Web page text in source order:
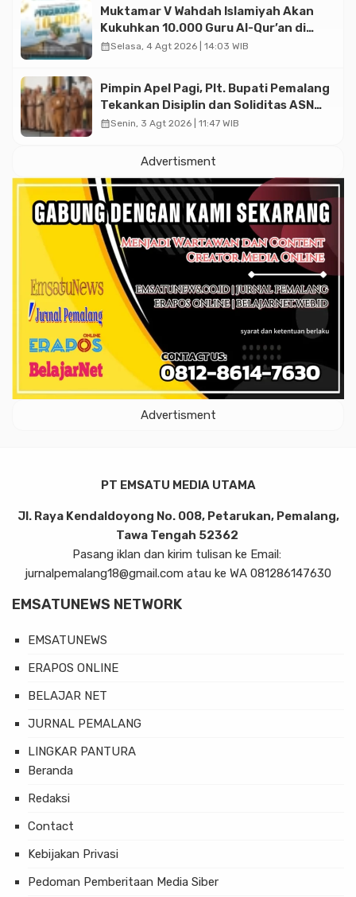
Muktamar V Wahdah Islamiyah Akan
Kukuhkan 10.000 Guru Al-Qur’an di
Masjid Istiqlal
calendar_monthSelasa, 4 Agt 2026 | 14:03 WIB
Pimpin Apel Pagi, Plt. Bupati Pemalang
Tekankan Disiplin dan Soliditas ASN
untuk Pelayanan Publik
calendar_monthSenin, 3 Agt 2026 | 11:47 WIB
Advertisment
Advertisment
PT EMSATU MEDIA UTAMA
Jl. Raya Kendaldoyong No. 008, Petarukan, Pemalang,
Tawa Tengah 52362
Pasang iklan dan kirim tulisan ke Email:
jurnalpemalang18@gmail.com atau ke WA 081286147630
EMSATUNEWS NETWORK
EMSATUNEWS
ERAPOS ONLINE
BELAJAR NET
JURNAL PEMALANG
LINGKAR PANTURA
Beranda
Redaksi
Contact
Kebijakan Privasi
Pedoman Pemberitaan Media Siber